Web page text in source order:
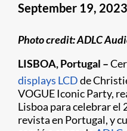
September 19, 2023
Photo credit: ADLC
LISBOA, Portugal –
displays LCDde
VOGUE Iconic Party,
Lisboa para celebrar el
revista en Portugal, y